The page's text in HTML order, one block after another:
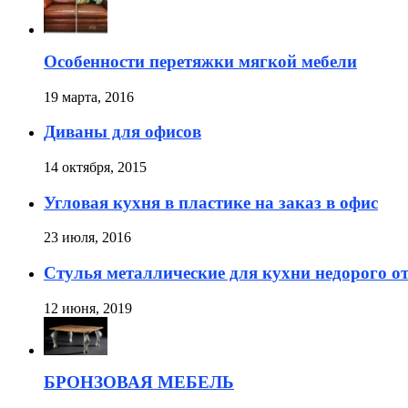
Особенности перетяжки мягкой мебели
19 марта, 2016
Диваны для офисов
14 октября, 2015
Угловая кухня в пластике на заказ в офис
23 июля, 2016
Стулья металлические для кухни недорого
12 июня, 2019
БРОНЗОВАЯ МЕБЕЛЬ